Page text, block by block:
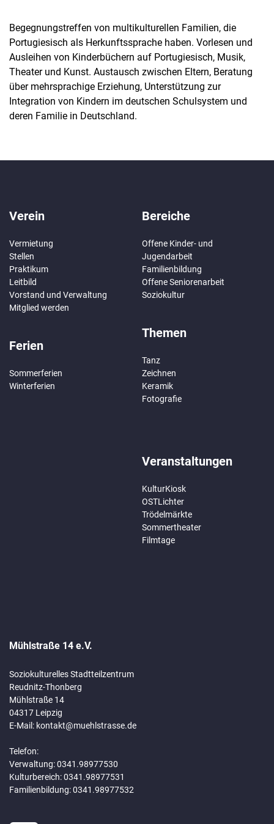
Begegnungstreffen von multikulturellen Familien, die
Portugiesisch als Herkunftssprache haben. Vorlesen und
Ausleihen von Kinderbüchern auf Portugiesisch, Musik,
Theater und Kunst. Austausch zwischen Eltern, Beratung
über mehrsprachige Erziehung, Unterstützung zur
Integration von Kindern im deutschen Schulsystem und
deren Familie in Deutschland.
Verein
Vermietung
Stellen
Praktikum
Leitbild
Vorstand und Verwaltung
Mitglied werden
Ferien
Sommerferien
Winterferien
Bereiche
Offene Kinder- und
Jugendarbeit
Familienbildung
Offene Seniorenarbeit
Soziokultur
Themen
Tanz
Zeichnen
Keramik
Fotografie
Veranstaltungen
KulturKiosk
OSTLichter
Trödelmärkte
Sommertheater
Filmtage
Mühlstraße 14 e.V.
Soziokulturelles Stadtteilzentrum
Reudnitz-Thonberg
Mühlstraße 14
04317 Leipzig
E-Mail: kontakt@muehlstrasse.de
Telefon:
Verwaltung: 0341.98977530
Kulturbereich: 0341.98977531
Familienbildung: 0341.98977532